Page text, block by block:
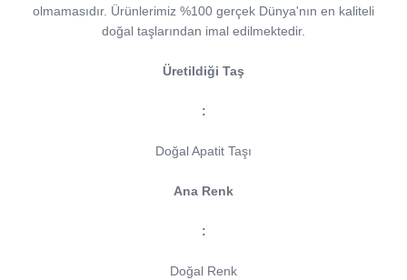
olmamasıdır. Ürünlerimiz %100 gerçek Dünya'nın en kaliteli
doğal taşlarından imal edilmektedir.
Üretildiği Taş
:
Doğal Apatit Taşı
Ana Renk
:
Doğal Renk